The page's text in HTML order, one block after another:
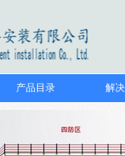
产品目录 解